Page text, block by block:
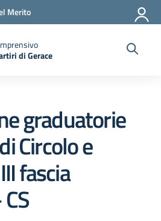
Merito
di Gerace
graduatorie
Circolo e
fascia